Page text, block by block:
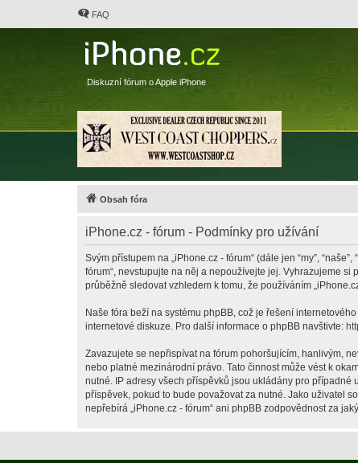
FAQ
Diskuzní fórum o Apple iPhone
Obsah fóra
iPhone.cz - fórum - Podmínky pro užívání
Svým přístupem na „iPhone.cz - fórum“ (dále jen “my”,
fórum“, nevstupujte na něj a nepoužívejte jej. Vyhrazujeme
průběžně sledovat vzhledem k tomu, že používáním
Naše fóra beží na systému phpBB, což je řešení
internetové diskuze. Pro další informace o phpBB navštivte:
Zavazujete se nepřispívat na fórum pohoršujícím, hanlivým,
nebo platné mezinárodní právo. Tato činnost může vést k
nutné. IP adresy všech příspěvků jsou ukládány pro případné
příspěvek, pokud to bude považovat za nutné. Jako uživatel
nepřebírá „iPhone.cz - fórum“ ani phpBB zodpovědnost za